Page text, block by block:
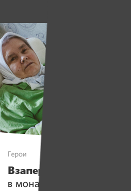
Герои
Взаперти
. 30 лет
в монастырях, а сейчас